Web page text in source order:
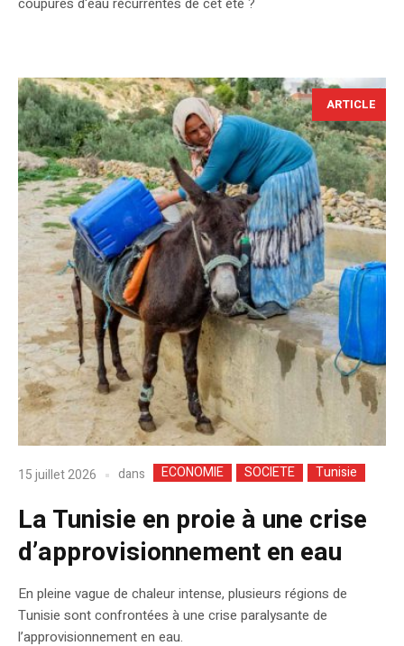
ARTICLE
15 juillet 2026 dans ECONOMIE SOCIETE Tunisie
La Tunisie en proie à une crise
d’approvisionnement en eau
En pleine vague de chaleur intense, plusieurs régions de
Tunisie sont confrontées à une crise paralysante de
l’approvisionnement en eau.